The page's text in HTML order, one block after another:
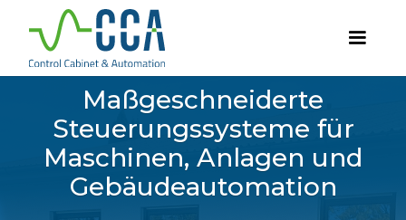
Maßgeschneiderte
Steuerungssysteme für
Maschinen, Anlagen und
Gebäudeautomation